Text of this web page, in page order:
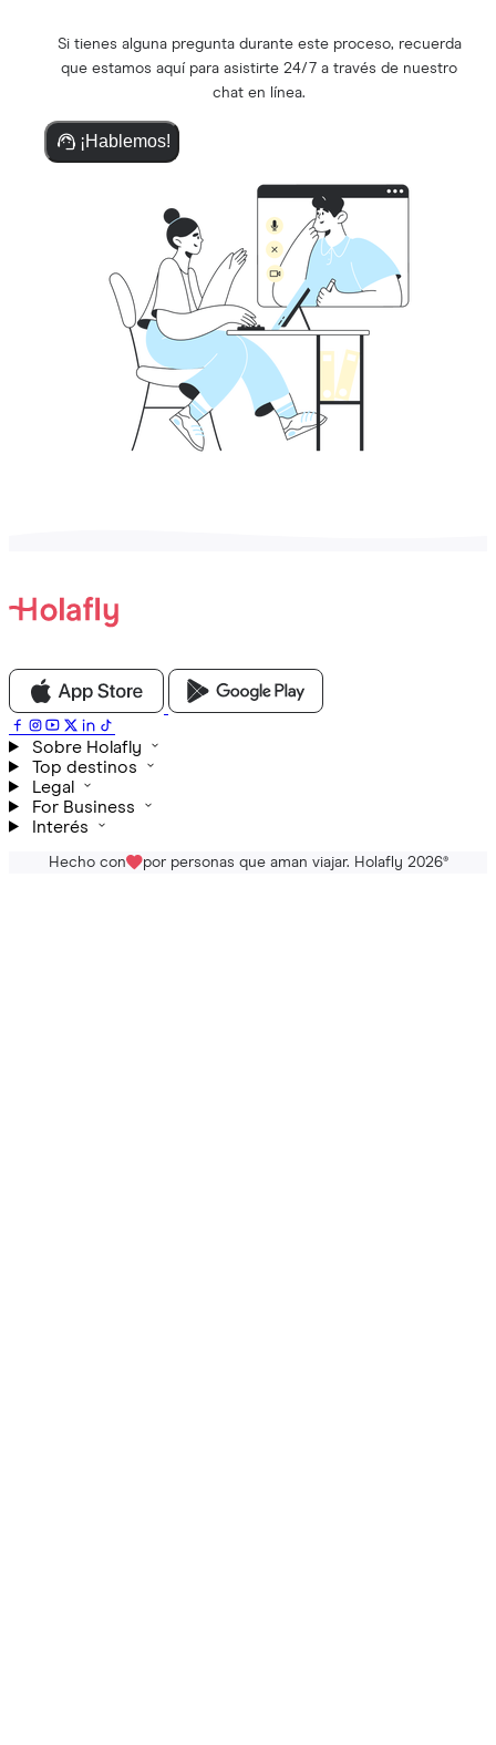
Si tienes alguna pregunta durante este proceso, recuerda
que estamos aquí para asistirte 24/7 a través de nuestro
chat en línea.
¡Hablemos!
Sobre Holafly
Top destinos
Legal
For Business
Interés
Hecho con por personas que aman viajar. Holafly 2026®